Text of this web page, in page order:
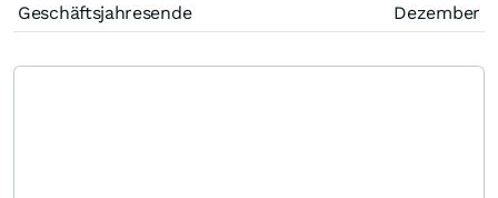
Geschäftsjahresende
Dezember